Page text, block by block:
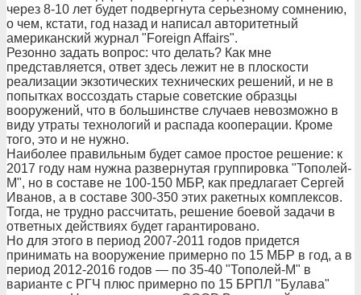
через 8-10 лет будет подвергнута серьезному сомнению,
о чем, кстати, год назад и написал авторитетный
американский журнал "Foreign Affairs".
Резонно задать вопрос: что делать? Как мне
представляется, ответ здесь лежит не в плоскости
реализации экзотических технических решений, и не в
попытках воссоздать старые советские образцы
вооружений, что в большинстве случаев невозможно в
виду утраты технологий и распада кооперации. Кроме
того, это и не нужно.
Наиболее правильным будет самое простое решение: к
2017 году нам нужна развернутая группировка "Тополей-
М", но в составе не 100-150 МБР, как предлагает Сергей
Иванов, а в составе 300-350 этих ракетных комплексов.
Тогда, не трудно рассчитать, решение боевой задачи в
ответных действиях будет гарантировано.
Но для этого в период 2007-2011 годов придется
принимать на вооружение примерно по 15 МБР в год, а в
период 2012-2016 годов — по 35-40 "Тополей-М" в
варианте с РГЧ плюс примерно по 15 БРПЛ "Булава"